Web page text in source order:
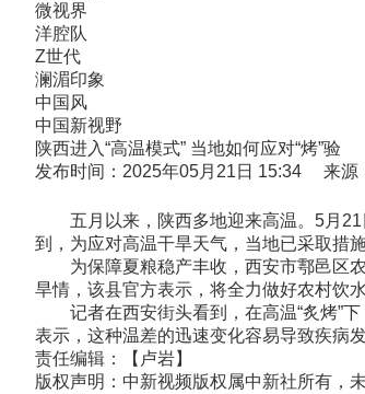
微视界
洋腔队
Z世代
澜湄印象
中国风
中国新视野
陕西进入“高温模式” 当地如何应对“烤”验
发布时间：2025年05月21日 15:34 来源
五月以来，陕西多地迎来高温。5月21
到，为应对高温干旱天气，当地已采取措施
为保障夏粮稳产丰收，西安市鄠邑区农
旱情，该县官方表示，将全力做好农村饮
记者在西安街头看到，在高温“炙烤”下
表示，这种温差的迅速变化容易导致疾病
责任编辑：【卢岩】
版权声明：中新视频版权属中新社所有，